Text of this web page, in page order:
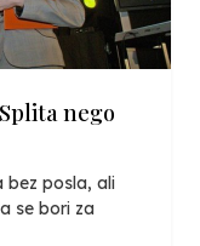
nego
bez posla, ali
se bori za